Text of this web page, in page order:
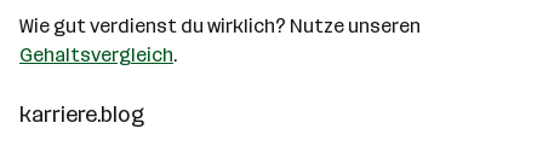
Wie gut verdienst du wirklich? Nutze unseren
Gehaltsvergleich.
karriere.blog